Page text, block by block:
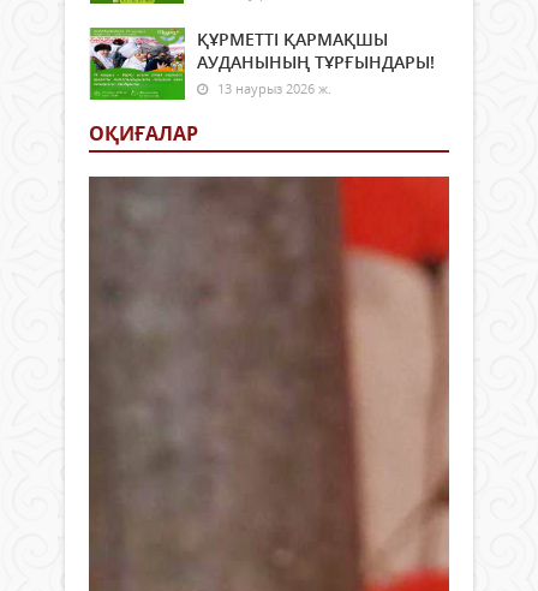
ҚҰРМЕТТІ ҚАРМАҚШЫ
АУДАНЫНЫҢ ТҰРҒЫНДАРЫ!
13 наурыз 2026 ж.
ОҚИҒАЛАР